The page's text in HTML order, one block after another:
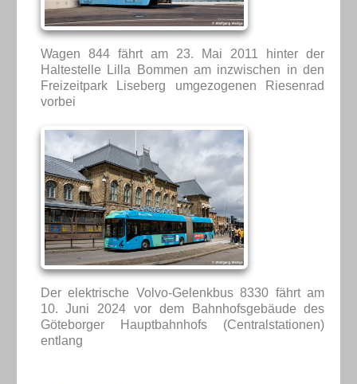
Wagen 844 fährt am 23. Mai 2011 hinter der
Haltestelle Lilla Bommen am inzwischen in den
Freizeitpark Liseberg umgezogenen Riesenrad
vorbei
Der elektrische Volvo-Gelenkbus 8330 fährt am
10. Juni 2024 vor dem Bahnhofsgebäude des
Göteborger Hauptbahnhofs (Centralstationen)
entlang